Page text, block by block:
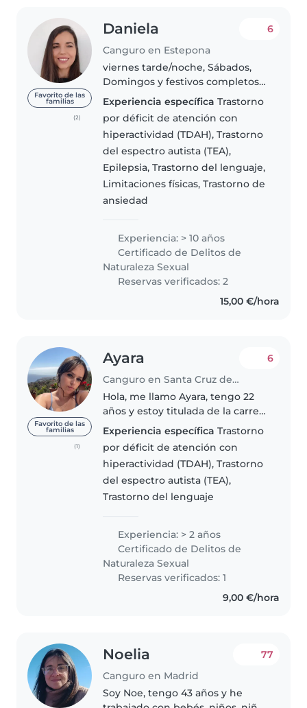
Favorito de las
familias
(2)
Daniela
Canguro en Estepona
6
viernes tarde/noche, Sábados,
Domingos y festivos completos
lunes a viernes desde 14.30
Talleres de ceramica Disponible
desplazamiento. Soy una
canguro de 30 años con 10 años
de..
Experiencia específica Trastorno
por déficit de atención con
hiperactividad (TDAH), Trastorno
del espectro autista (TEA),
Epilepsia, Trastorno del lenguaje,
Limitaciones físicas, Trastorno de
ansiedad
Experiencia: > 10 años
Certificado de Delitos de
Naturaleza Sexual
Reservas verificados: 2
15,00 €/hora
Favorito de las
familias
(1)
Ayara
Canguro en Santa Cruz de Tenerife
6
Hola, me llamo Ayara, tengo 22
años y estoy titulada de la carrera
de maestra de Educación infantil
por la ULL. Tengo 3 hermanos
pequeños y una prima pequeña,
por lo que he cuidado..
Experiencia específica Trastorno
por déficit de atención con
hiperactividad (TDAH), Trastorno
del espectro autista (TEA),
Trastorno del lenguaje
Experiencia: > 2 años
Certificado de Delitos de
Naturaleza Sexual
Reservas verificados: 1
9,00 €/hora
Noelia
Canguro en Madrid
77
Soy Noe, tengo 43 años y he